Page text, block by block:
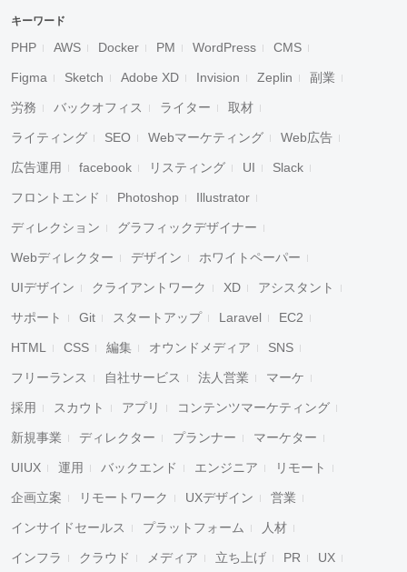
キーワード
PHP AWS Docker PM WordPress CMS
Figma Sketch Adobe XD Invision Zeplin 副業
労務 バックオフィス ライター 取材
ライティング SEO Webマーケティング Web広告
広告運用 facebook リスティング UI Slack
フロントエンド Photoshop Illustrator
ディレクション グラフィックデザイナー
Webディレクター デザイン ホワイトペーパー
UIデザイン クライアントワーク XD アシスタント
サポート Git スタートアップ Laravel EC2
HTML CSS 編集 オウンドメディア SNS
フリーランス 自社サービス 法人営業 マーケ
採用 スカウト アプリ コンテンツマーケティング
新規事業 ディレクター プランナー マーケター
UIUX 運用 バックエンド エンジニア リモート
企画立案 リモートワーク UXデザイン 営業
インサイドセールス プラットフォーム 人材
インフラ クラウド メディア 立ち上げ PR UX